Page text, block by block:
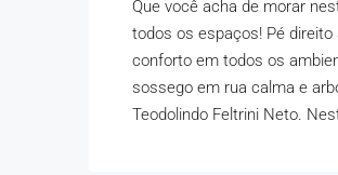
Que você acha de morar
todos os espaços! Pé
conforto em todos os
sossego em rua calma e
Teodolindo Feltrini Neto.